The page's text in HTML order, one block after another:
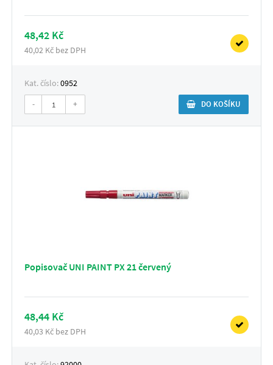
48,42 Kč
40,02 Kč bez DPH
Kat. číslo:0952
- + DO KOŠÍKU
Popisovač UNI PAINT PX 21 červený
48,44 Kč
40,03 Kč bez DPH